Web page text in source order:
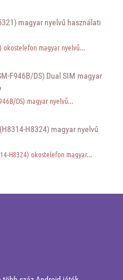
magyar nyelvű használati
okostelefon magyar nyelvű...
F946B/DS) Dual SIM magyar
DS) magyar nyelvű...
H8324) magyar nyelvű
H8324) okostelefon magyar...